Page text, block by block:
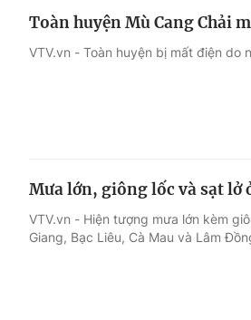
Điện ảnh
Âm nhạc
Toàn huyện Mù Cang Chải
VTV.vn - Toàn huyện bị mất điện do
Mưa lớn, giông lốc và sạt lở
VTV.vn - Hiện tượng mưa lớn kèm
Giang, Bạc Liêu, Cà Mau và Lâm